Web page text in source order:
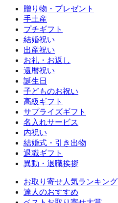
贈り物・プレゼント
手土産
プチギフト
結婚祝い
出産祝い
お礼・お返し
還暦祝い
誕生日
子どものお祝い
高級ギフト
サプライズギフト
名入れサービス
内祝い
結婚式・引き出物
退職ギフト
異動・退職挨拶
お取り寄せ人気ランキング
達人のおすすめ